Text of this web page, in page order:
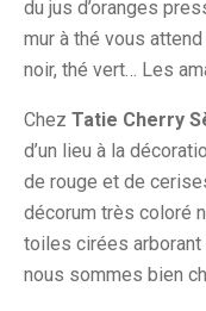
du jus d’oranges
mur à thé vous
noir, thé vert… Les
Chez Tatie Cherry
d’un lieu à la
de rouge et de
décorum très coloré
toiles cirées
nous sommes bien